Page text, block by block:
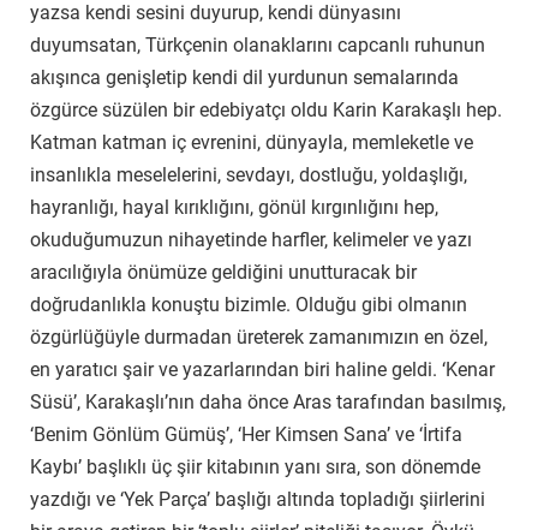
yazsa kendi sesini duyurup, kendi dünyasını
duyumsatan, Türkçenin olanaklarını capcanlı ruhunun
akışınca genişletip kendi dil yurdunun semalarında
özgürce süzülen bir edebiyatçı oldu Karin Karakaşlı hep.
Katman katman iç evrenini, dünyayla, memleketle ve
insanlıkla meselelerini, sevdayı, dostluğu, yoldaşlığı,
hayranlığı, hayal kırıklığını, gönül kırgınlığını hep,
okuduğumuzun nihayetinde harfler, kelimeler ve yazı
aracılığıyla önümüze geldiğini unutturacak bir
doğrudanlıkla konuştu bizimle. Olduğu gibi olmanın
özgürlüğüyle durmadan üreterek zamanımızın en özel,
en yaratıcı şair ve yazarlarından biri haline geldi. ‘Kenar
Süsü’, Karakaşlı’nın daha önce Aras tarafından basılmış,
‘Benim Gönlüm Gümüş’, ‘Her Kimsen Sana’ ve ‘İrtifa
Kaybı’ başlıklı üç şiir kitabının yanı sıra, son dönemde
yazdığı ve ‘Yek Parça’ başlığı altında topladığı şiirlerini